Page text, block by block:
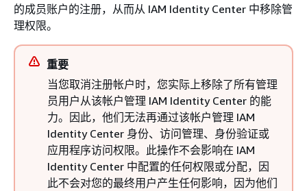
的成员账户的注册，从而从 IAM Identity Center 中移除管
理权限。
重要
当您取消注册帐户时，您实际上移除了所有管理
员用户从该帐户管理 IAM Identity Center 的能
力。因此，他们无法再通过该帐户管理 IAM
Identity Center 身份、访问管理、身份验证或
应用程序访问权限。此操作不会影响在 IAM
Identity Center 中配置的任何权限或分配，因
此不会对您的最终用户产生任何影响，因为他们